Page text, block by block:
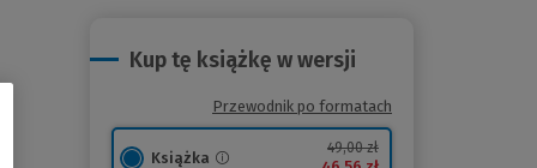
Kup tę książkę w wersji
Przewodnik po formatach
Książka
49,00 zł